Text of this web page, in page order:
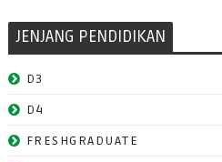
JENJANG PENDIDIKAN
D3
D4
FRESHGRADUATE